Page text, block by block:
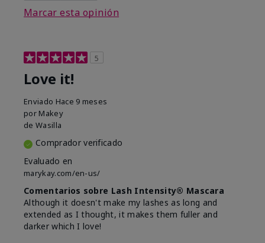
Marcar esta opinión
5
Love it!
Enviado Hace 9 meses
por Makey
de Wasilla
Comprador verificado
Evaluado en
marykay.com/en-us/
Comentarios sobre Lash Intensity® Mascara
Although it doesn't make my lashes as long and
extended as I thought, it makes them fuller and
darker which I love!